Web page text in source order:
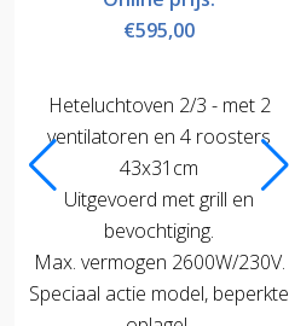
- met
draaideur naar links-
ventilatoren.
Op voorraad.
Meer informatie
12 producten in voorraad
+
€595,00
Heteluchtoven 2/3 - met 2
ventilatoren en 4 roosters
43x31cm
Uitgevoerd met grill en
bevochtiging.
Max. vermogen 2600W/230V.
Speciaal actie model, beperkte
€349,50
Online prijs:
€1.685,00
bevochtiging
grill
draaideur
rechts
Op bestelling.